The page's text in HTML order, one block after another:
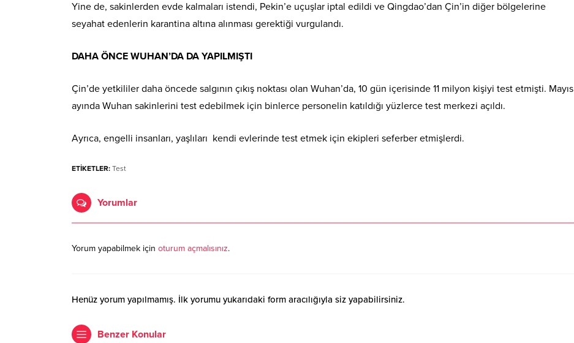
Yine de, sakinlerden evde kalmaları istendi, Pekin’e uçuşlar iptal edildi ve Qingdao’dan Çin’in diğer bölgelerine
seyahat edenlerin karantina altına alınması gerektiği vurgulandı.
DAHA ÖNCE WUHAN’DA DA YAPILMIŞTI
Çin’de yetkililer daha öncede salgının çıkış noktası olan Wuhan’da, 10 gün içerisinde 11 milyon kişiyi test etmişti. Mayıs
ayında Wuhan sakinlerini test edebilmek için binlerce personelin katıldığı yüzlerce test merkezi açıldı.
Ayrıca, engelli insanları, yaşlıları kendi evlerinde test etmek için ekipleri seferber etmişlerdi.
ETİKETLER: Test
Yorumlar
Yorum yapabilmek için oturum açmalısınız.
Henüz yorum yapılmamış. İlk yorumu yukarıdaki form aracılığıyla siz yapabilirsiniz.
Benzer Konular